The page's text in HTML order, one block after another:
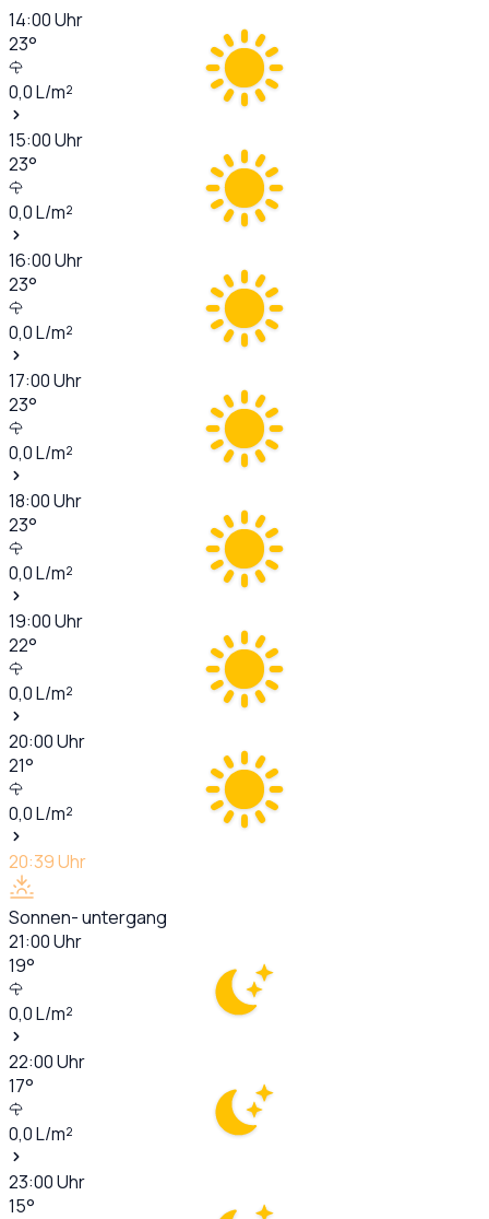
14:00Uhr
23°
0,0L/m²
15:00Uhr
23°
0,0L/m²
16:00Uhr
23°
0,0L/m²
17:00Uhr
23°
0,0L/m²
18:00Uhr
23°
0,0L/m²
19:00Uhr
22°
0,0L/m²
20:00Uhr
21°
0,0L/m²
20:39Uhr
Sonnen- untergang
21:00Uhr
19°
0,0L/m²
22:00Uhr
17°
0,0L/m²
23:00Uhr
15°